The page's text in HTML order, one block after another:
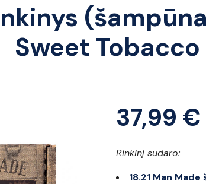
Sweet Tobacco
37,99 €
Rinkinį sudaro:
18.21 Man